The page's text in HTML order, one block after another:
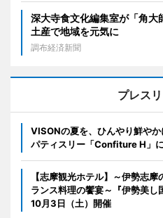
深大寺食文化編集室が「角
土産で地域を元気に
調布経済新聞
プレス
VISONの夏を、ひんやり鮮や
パティスリー「Confiture H」
【志摩観光ホテル】～伊勢志
ランス料理の饗宴～『伊勢美し
10月3日（土）開催